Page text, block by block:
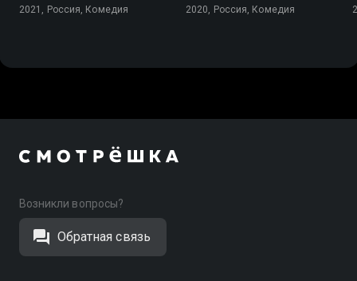
2021, Россия, Комедия 2020, Россия, Комедия
Возникли вопросы?
Обратная связь